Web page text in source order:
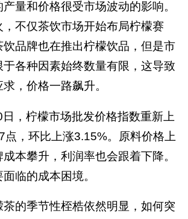
量和价格很受市场波动的影响。
不仅茶饮市场开始布局柠檬赛
品牌也在推出柠檬饮品，但是市
各种因素始终数量有限，这导致
，价格一路飙升。
，柠檬市场批发价格指数重新上
点，环比上涨3.15%。原料价格上
本攀升，利润率也会跟着下降。
临的成本困境。
茶的季节性桎梏依然明显，如何突